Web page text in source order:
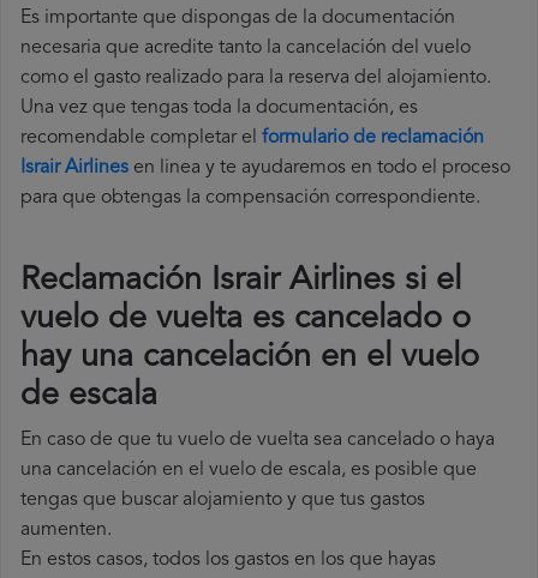
Es importante que dispongas de la documentación
necesaria que acredite tanto la cancelación del vuelo
como el gasto realizado para la reserva del alojamiento.
Una vez que tengas toda la documentación, es
recomendable completar el formulario de reclamación
Israir Airlines en linea y te ayudaremos en todo el proceso
para que obtengas la compensación correspondiente.
Reclamación Israir Airlines si el
vuelo de vuelta es cancelado o
hay una cancelación en el vuelo
de escala
En caso de que tu vuelo de vuelta sea cancelado o haya
una cancelación en el vuelo de escala, es posible que
tengas que buscar alojamiento y que tus gastos
aumenten.
En estos casos, todos los gastos en los que hayas